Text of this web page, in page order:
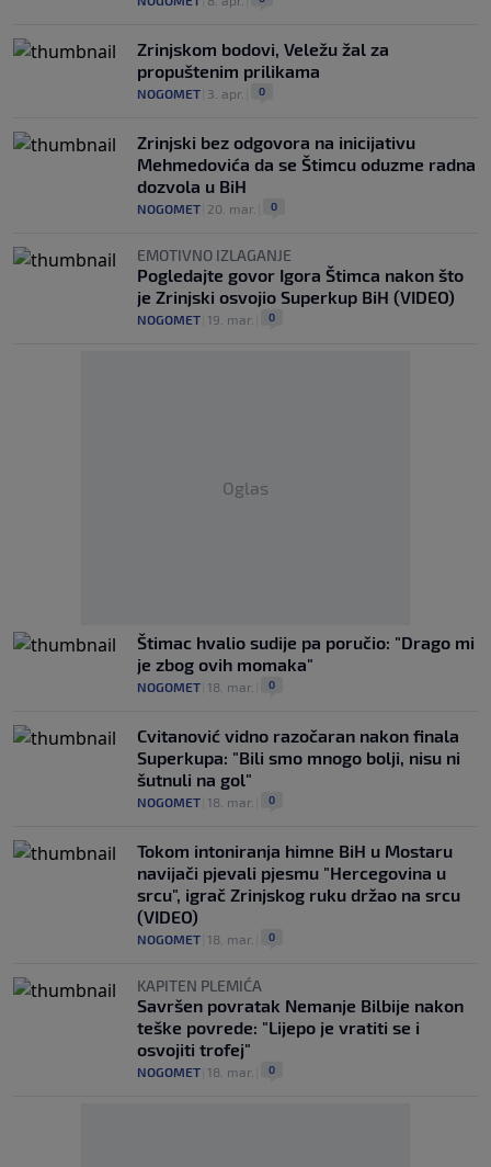
Zrinjskom bodovi, Veležu žal za
propuštenim prilikama
NOGOMET 3. apr. 0
Zrinjski bez odgovora na inicijativu
Mehmedovića da se Štimcu oduzme radna
dozvola u BiH
NOGOMET 20. mar. 0
EMOTIVNO IZLAGANJE
Pogledajte govor Igora Štimca nakon što
je Zrinjski osvojio Superkup BiH (VIDEO)
NOGOMET 19. mar. 0
Oglas
Štimac hvalio sudije pa poručio: "Drago mi
je zbog ovih momaka"
NOGOMET 18. mar. 0
Cvitanović vidno razočaran nakon finala
Superkupa: "Bili smo mnogo bolji, nisu ni
šutnuli na gol"
NOGOMET 18. mar. 0
Tokom intoniranja himne BiH u Mostaru
navijači pjevali pjesmu "Hercegovina u
srcu", igrač Zrinjskog ruku držao na srcu
(VIDEO)
NOGOMET 18. mar. 0
KAPITEN PLEMIĆA
Savršen povratak Nemanje Bilbije nakon
teške povrede: "Lijepo je vratiti se i
osvojiti trofej"
NOGOMET 18. mar. 0